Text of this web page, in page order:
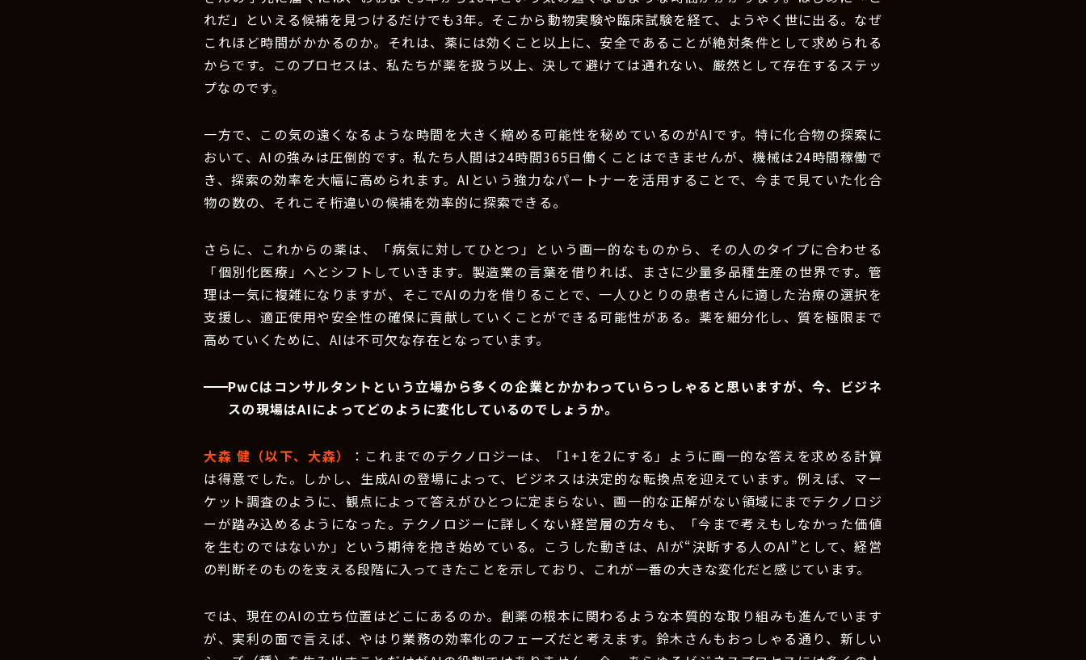
れだ」といえる候補を見つけるだけでも3年。そこから動物実験や臨床試験を経て、ようやく世に出る。なぜ
これほど時間がかかるのか。それは、薬には効くこと以上に、安全であることが絶対条件として求められる
からです。このプロセスは、私たちが薬を扱う以上、決して避けては通れない、厳然として存在するステッ
プなのです。
一方で、この気の遠くなるような時間を大きく縮める可能性を秘めているのがAIです。特に化合物の探索に
おいて、AIの強みは圧倒的です。私たち人間は24時間365日働くことはできませんが、機械は24時間稼働で
き、探索の効率を大幅に高められます。AIという強力なパートナーを活用することで、今まで見ていた化合
物の数の、それこそ桁違いの候補を効率的に探索できる。
さらに、これからの薬は、「病気に対してひとつ」という画一的なものから、その人のタイプに合わせる
「個別化医療」へとシフトしていきます。製造業の言葉を借りれば、まさに少量多品種生産の世界です。管
理は一気に複雑になりますが、そこでAIの力を借りることで、一人ひとりの患者さんに適した治療の選択を
支援し、適正使用や安全性の確保に貢献していくことができる可能性がある。薬を細分化し、質を極限まで
高めていくために、AIは不可欠な存在となっています。
PwCはコンサルタントという立場から多くの企業とかかわっていらっしゃると思いますが、今、ビジネ
スの現場はAIによってどのように変化しているのでしょうか。
大森 健（以下、大森）
：これまでのテクノロジーは、「1+1を2にする」ように画一的な答えを求める計算
は得意でした。しかし、生成AIの登場によって、ビジネスは決定的な転換点を迎えています。例えば、マー
ケット調査のように、観点によって答えがひとつに定まらない、画一的な正解がない領域にまでテクノロジ
ーが踏み込めるようになった。テクノロジーに詳しくない経営層の方々も、「今まで考えもしなかった価値
を生むのではないか」という期待を抱き始めている。こうした動きは、AIが“決断する人のAI”として、経営
の判断そのものを支える段階に入ってきたことを示しており、これが一番の大きな変化だと感じています。
では、現在のAIの立ち位置はどこにあるのか。創薬の根本に関わるような本質的な取り組みも進んでいます
が、実利の面で言えば、やはり業務の効率化のフェーズだと考えます。鈴木さんもおっしゃる通り、新しい